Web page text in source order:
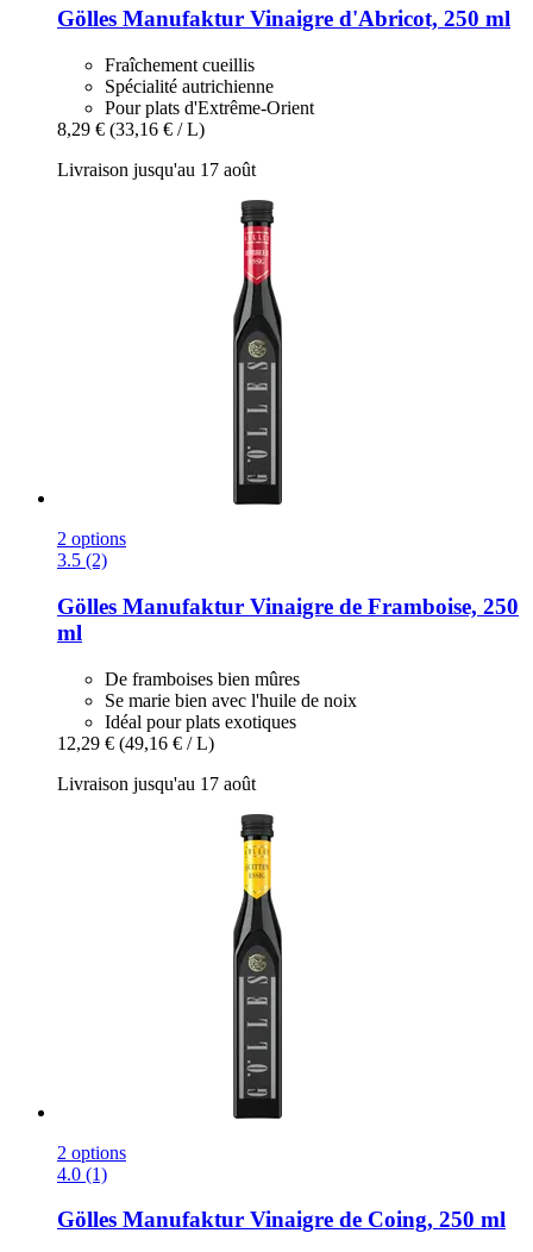
Gölles Manufaktur Vinaigre d'Abricot, 250 ml
Fraîchement cueillis
Spécialité autrichienne
Pour plats d'Extrême-Orient
8,29 € (33,16 € / L)
Livraison jusqu'au 17 août
2 options
3.5 (2)
Gölles Manufaktur Vinaigre de Framboise, 250
ml
De framboises bien mûres
Se marie bien avec l'huile de noix
Idéal pour plats exotiques
12,29 € (49,16 € / L)
Livraison jusqu'au 17 août
2 options
4.0 (1)
Gölles Manufaktur Vinaigre de Coing, 250 ml